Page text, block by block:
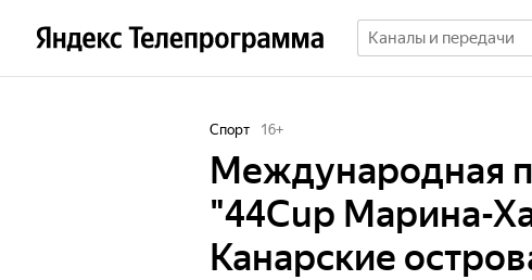
Спорт 16+
Международная
"44Cup Марина-
Канарские